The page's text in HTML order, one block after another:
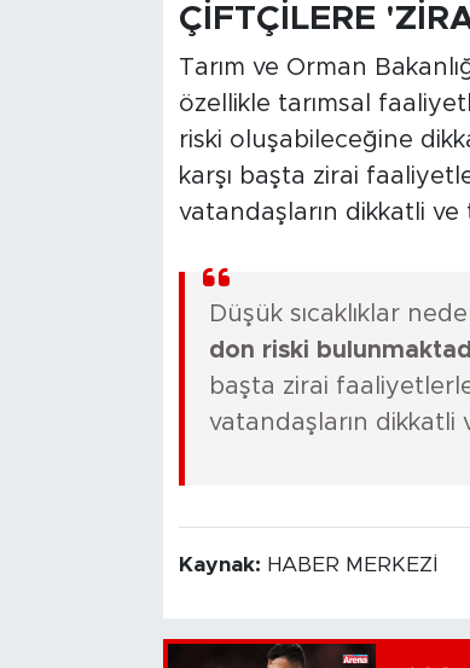
ÇİFTÇİLERE
Tarım ve Orman
özellikle tarımsal
riski oluşabileceğine
karşı başta zirai
vatandaşların dikkatli
Düşük sıcaklıklar
don riski
başta zirai
vatandaşların dikkatli
Kaynak: HABER MERKEZİ